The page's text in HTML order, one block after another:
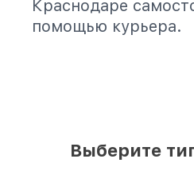
Краснодаре
помощью курьера.
Выберите